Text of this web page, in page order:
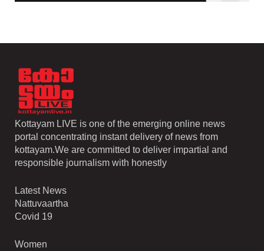
Kottayam LIVE is one of the emerging online news
portal concentrating instant delivery of news from
kottayam.We are committed to deliver impartial and
responsible journalism with honestly
Latest News
Nattuvaartha
Covid 19
Women